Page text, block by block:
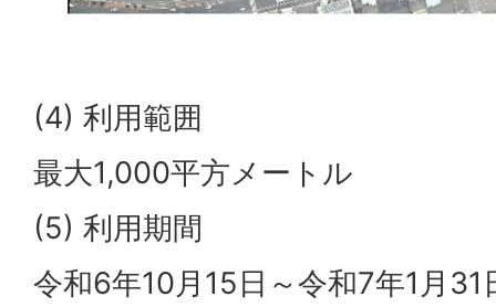
(4) 利用範囲
最大1,000平方メートル
(5) 利用期間
令和6年10月15日～令和7年1月